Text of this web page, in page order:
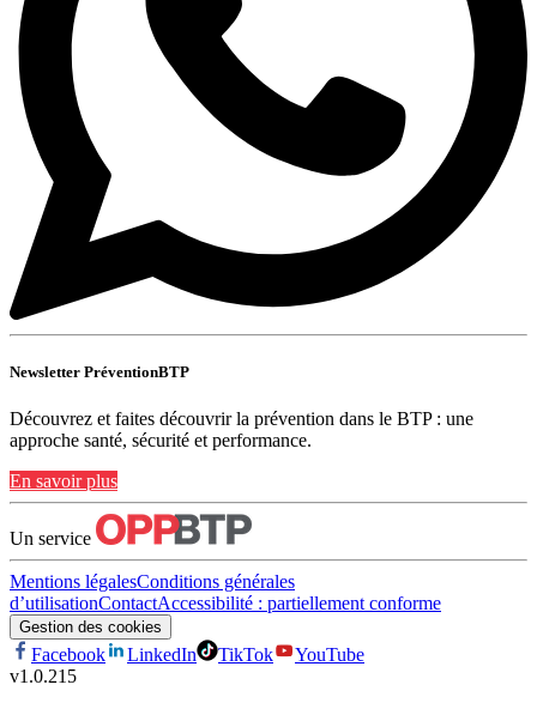
Newsletter PréventionBTP
Découvrez et faites découvrir la prévention dans le BTP : une
approche santé, sécurité et performance.
En savoir plus
Un service
Mentions légalesConditions générales
d’utilisationContactAccessibilité : partiellement conforme
Gestion des cookies
Facebook LinkedIn TikTok
YouTube
v1.0.215